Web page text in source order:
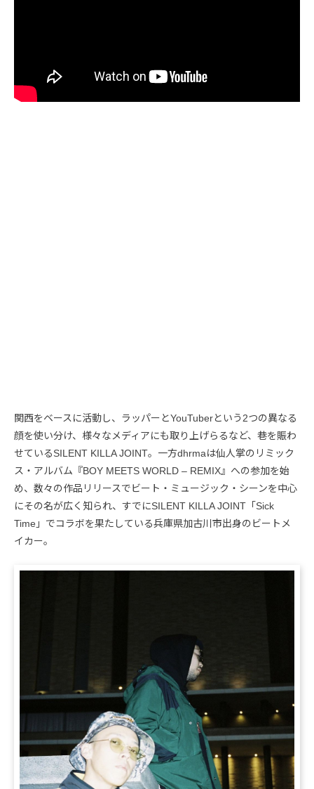
関西をベースに活動し、ラッパーとYouTuberという2つの異なる
顔を使い分け、様々なメディアにも取り上げらるなど、巷を賑わ
せているSILENT KILLA JOINT。一方dhrmaは仙人掌のリミック
ス・アルバム『BOY MEETS WORLD – REMIX』への参加を始
め、数々の作品リリースでビート・ミュージック・シーンを中心
にその名が広く知られ、すでにSILENT KILLA JOINT「Sick
Time」でコラボを果たしている兵庫県加古川市出身のビートメ
イカー。